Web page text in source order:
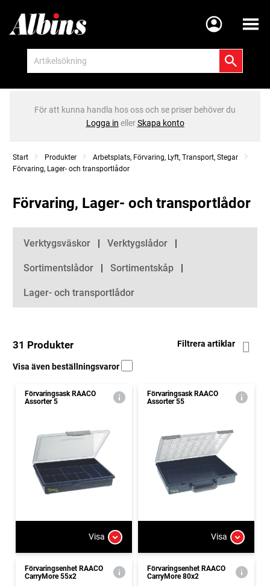
Meny
För att kunna handla hos oss och se priser behöver du
Logga in ellerSkapa konto
Start Produkter
Arbetsplats, Förvaring, Lyft, Transport, Stegar
Förvaring, Lager- och transportlådor
Förvaring, Lager- och transportlådor
Kategorier
Verktygsväskor Verktygslådor
Sortimentslådor Sortimentskåp
Lager- och transportlådor
31 Produkter Filtrera artiklar
Visa även beställningsvaror
Förvaringsask RAACO
Assorter 5
Visa
Förvaringsask RAACO
Assorter 55
Visa
Förvaringsenhet RAACO
CarryMore 55x2
Förvaringsenhet RAACO
CarryMore 80x2